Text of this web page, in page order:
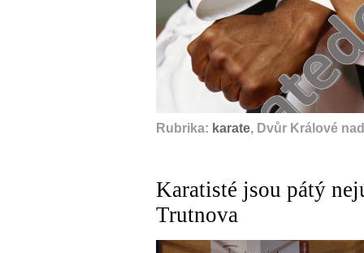
Rubrika: karate, Dvůr Králové
Karatisté jsou pátý
Trutnova